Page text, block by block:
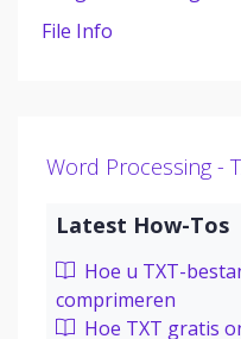
File Info
Word Processing -
Latest How-Tos
Hoe u TXT-
comprimeren
Hoe TXT gratis